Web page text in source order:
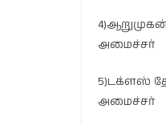
அமைச்சர்
5)டக்ளஸ்
அமைச்சர்